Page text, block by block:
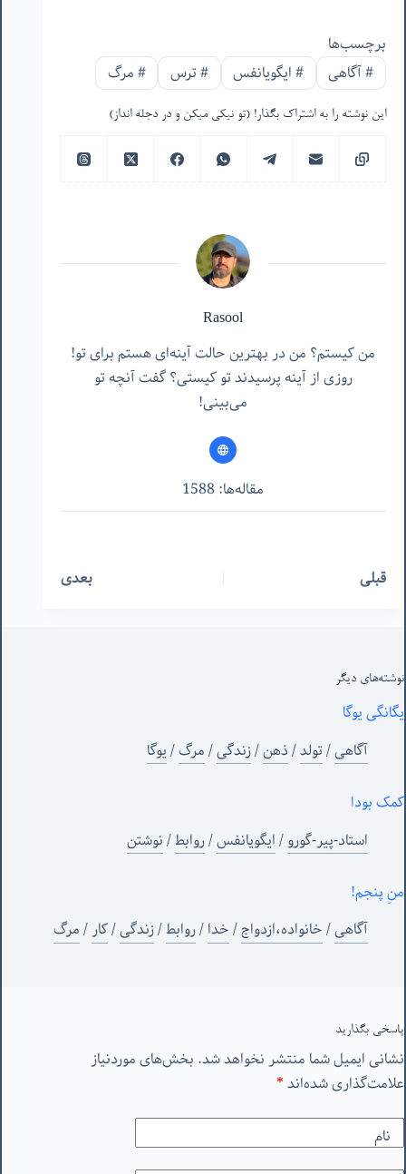
برچسب‌ها
#آگاهی #ایگویانفس #ترس #مرگ
این نوشته را به اشتراک بگذار! (تو نیکی میکن و در دجله انداز)
Rasool
من کیستم؟ من در بهترین حالت آینه‌ای هستم برای تو!
روزی از آینه پرسیدند تو کیستی؟ گفت آنچه تو
می‌بینی!
مقاله‌ها: 1588
قبلی بعدی
نوشته‌های‌ دیگر
یگانگی یوگا
آگاهی/تولد/ذهن/زندگی/مرگ/یوگا
کمک بودا
استاد-پیر-گورو/ایگویانفس/روابط/نوشتن
منِ پنجم!
آگاهی/خانواده،ازدواج/خدا/روابط/زندگی/کار/مرگ
پاسخی بگذارید
نشانی ایمیل شما منتشر نخواهد شد. بخش‌های موردنیاز
علامت‌گذاری شده‌اند*
نام